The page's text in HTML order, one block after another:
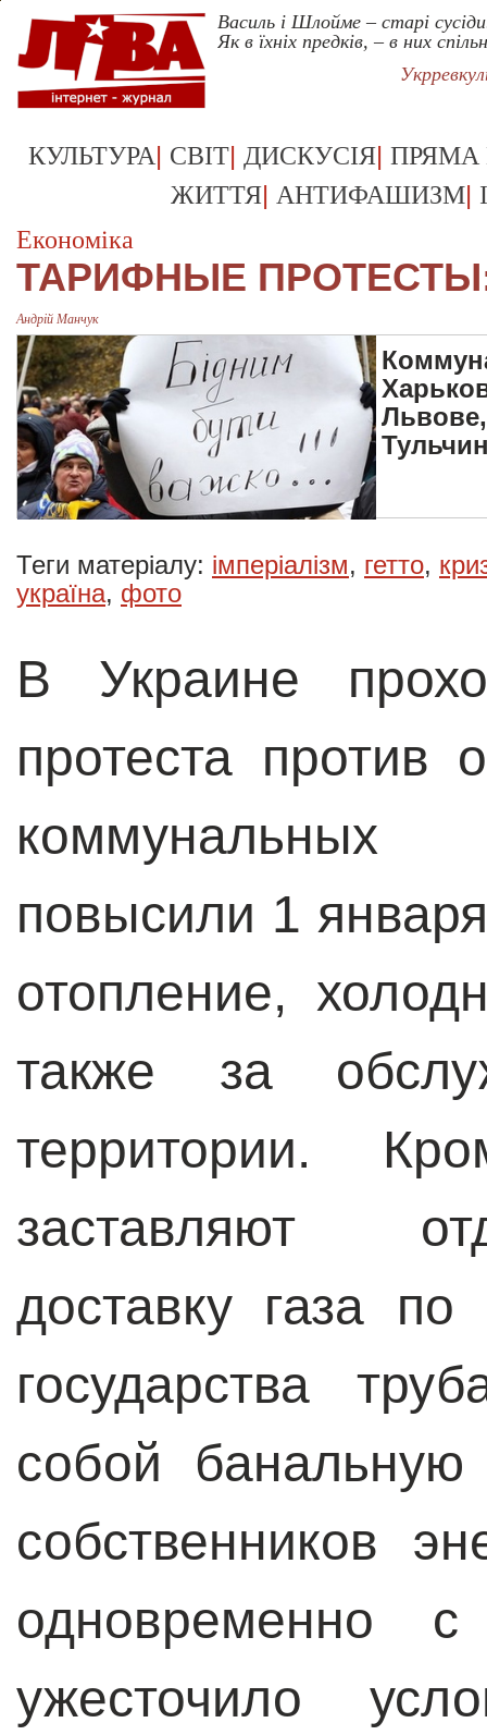
Василь і Шлойме – старі
Як в їхніх предків, – в них
КУЛЬТУРА| СВІТ| ДИСКУСІЯ| ПРЯМА
ЖИТТЯ| АНТИФАШИЗМ|
Економіка
ТАРИФНЫЕ
Андрiй Манчук
Теги матеріалу: імперіалізм, гетто,
україна, фото
В Украине
протеста против
повысили 1
отопление,
также за
территории.
заставляют
доставку газа
государства
собой банальную
собственников
одновременно с
ужесточило